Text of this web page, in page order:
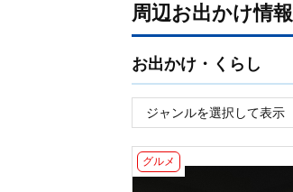
周辺お出かけ情報
お出かけ・くらし
グルメ